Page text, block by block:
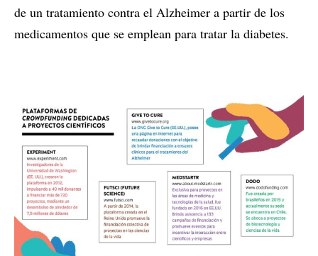
de un tratamiento contra el Alzheimer a partir de los
medicamentos que se emplean para tratar la diabetes.